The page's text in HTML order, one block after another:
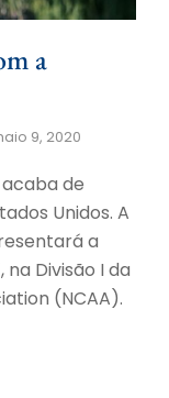
a
9, 2020
de
Unidos. A
a
na Divisão I da
(NCAA).